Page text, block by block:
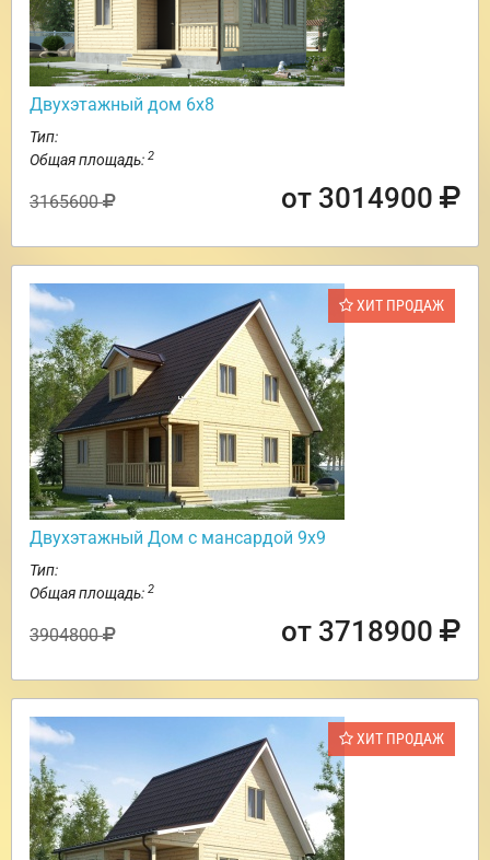
Двухэтажный дом 6х8
Тип:
Общая площадь: 2
3165600 от 3014900
ХИТ ПРОДАЖ
Двухэтажный Дом с мансардой 9х9
Тип:
Общая площадь: 2
3904800 от 3718900
ХИТ ПРОДАЖ